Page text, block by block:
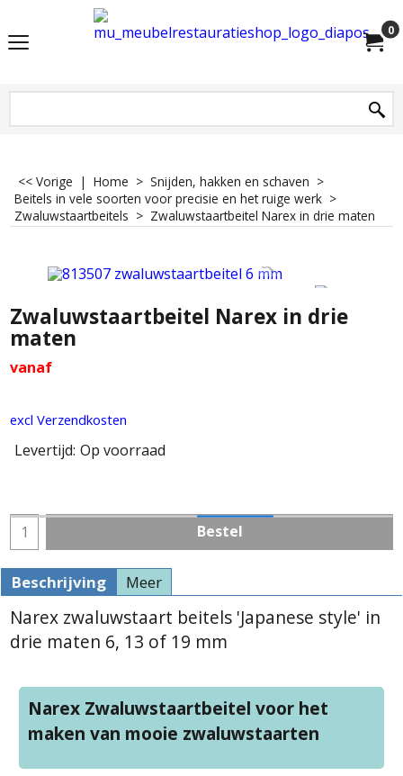
0
<< Vorige | Home > Snijden, hakken en schaven >
Beitels in vele soorten voor precisie en het ruige werk >
Zwaluwstaartbeitels > Zwaluwstaartbeitel Narex in drie maten
Zwaluwstaartbeitel Narex in drie
maten
vanaf
excl Verzendkosten
Levertijd: Op voorraad
Bestel
Beschrijving Meer
Narex zwaluwstaart beitels 'Japanese style' in
drie maten 6, 13 of 19 mm
Narex Zwaluwstaartbeitel voor het
maken van mooie zwaluwstaarten